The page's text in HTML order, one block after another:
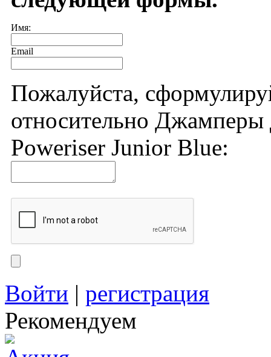
Имя:
Email
Пожалуйста,
относительно Джамперы
Poweriser Junior Blue:
Войти | регистрация
Рекомендуем